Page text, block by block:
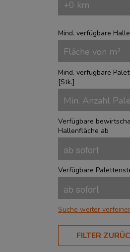
Mind. verfügbare
Mind. verfügbare
[Stk.]
Verfügbare
Hallenfläche ab
Verfügbare
Suche weiter
BRANCHEN
Aerospace ?
FILTER